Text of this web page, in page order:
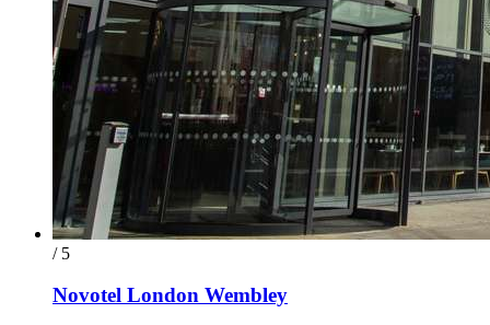
/ 5
Novotel London Wembley